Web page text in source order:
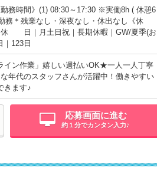
勤務時間》(1) 08:30～17:30 ※実働8h ( 休憩6
務＊残業なし・深夜なし・休出なし《休
休 日｜月土日祝｜長期休暇｜GW/夏季(お
123日
イン作業」嬉しい週払いOK★一人一人丁寧
年代のスタッフさんが活躍中！働きやすい
きます♪
応募画面に進む
約１分でカンタン入力♪